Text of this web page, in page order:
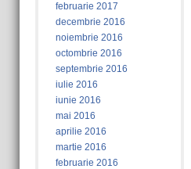
februarie 2017
decembrie 2016
noiembrie 2016
octombrie 2016
septembrie 2016
iulie 2016
iunie 2016
mai 2016
aprilie 2016
martie 2016
februarie 2016